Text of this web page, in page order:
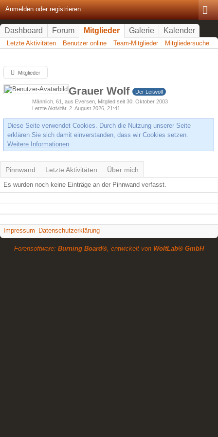
Anmelden oder registrieren
Dashboard Forum Mitglieder Galerie Kalender
Letzte Aktivitäten Benutzer online Team-Mitglieder Mitgliedersuche
Mitglieder
Grauer Wolf
Der Leitwolf
Männlich 61 aus Eversen Mitglied seit 30. Oktober 2003
Letzte Aktivität 2. August 2026, 21:41
Diese Seite verwendet Cookies. Durch die Nutzung unserer Seite
erklären Sie sich damit einverstanden, dass wir Cookies setzen.
Weitere Informationen
Pinnwand Letzte Aktivitäten Über mich
Es wurden noch keine Einträge an der Pinnwand verfasst.
Impressum Datenschutzerklärung
Forensoftware: Burning Board®, entwickelt von WoltLab® GmbH